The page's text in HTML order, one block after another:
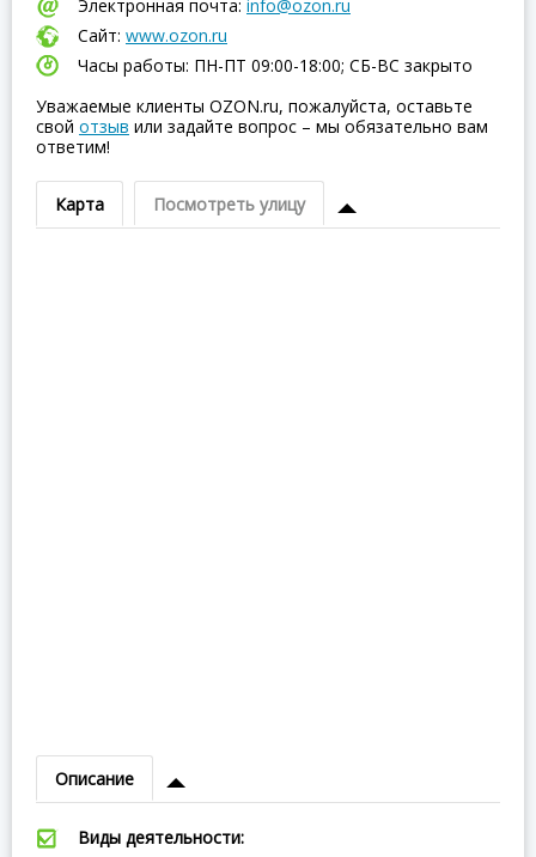
Электронная почта: info@ozon.ru
Сайт: www.ozon.ru
Часы работы: ПН-ПТ 09:00-18:00; СБ-ВC закрыто
Уважаемые клиенты OZON.ru, пожалуйста, оставьте
свой отзыв или задайте вопрос – мы обязательно вам
ответим!
Карта Посмотреть улицу
Описание
Виды деятельности: